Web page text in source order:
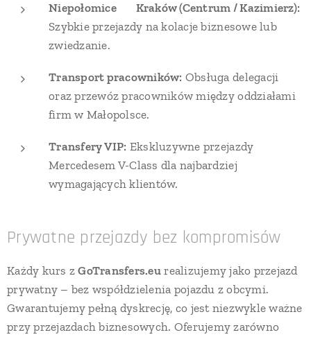
Niepołomice ↔ Kraków (Centrum / Kazimierz):
Szybkie przejazdy na kolacje biznesowe lub
zwiedzanie.
Transport pracowników: Obsługa delegacji
oraz przewóz pracowników między oddziałami
firm w Małopolsce.
Transfery VIP: Ekskluzywne przejazdy
Mercedesem V-Class dla najbardziej
wymagających klientów.
Prywatne przejazdy bez kompromisów
Każdy kurs zGoTransfers.eurealizujemy jako przejazd
prywatny – bez współdzielenia pojazdu z obcymi.
Gwarantujemy pełną dyskrecję, co jest niezwykle ważne
przy przejazdach biznesowych. Oferujemy zarówno